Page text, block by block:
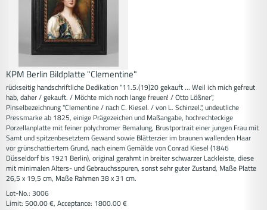
KPM Berlin Bildplatte "Clementine"
rückseitig handschriftliche Dedikation "11.5.(19)20 gekauft ... Weil ich mich gefreut
hab, daher / gekauft. / Möchte mich noch lange freuen! / Otto Lößner",
Pinselbezeichnung "Clementine / nach C. Kiesel. / von L. Schinzel.", undeutliche
Pressmarke ab 1825, einige Prägezeichen und Maßangabe, hochrechteckige
Porzellanplatte mit feiner polychromer Bemalung, Brustportrait einer jungen Frau mit
Samt und spitzenbesetztem Gewand sowie Blätterzier im braunen wallenden Haar
vor grünschattiertem Grund, nach einem Gemälde von Conrad Kiesel (1846
Düsseldorf bis 1921 Berlin), original gerahmt in breiter schwarzer Lackleiste, diese
mit minimalen Alters- und Gebrauchsspuren, sonst sehr guter Zustand, Maße Platte
26,5 x 19,5 cm, Maße Rahmen 38 x 31 cm.
Lot-No.: 3006
Limit: 500.00 €, Acceptance: 1800.00 €